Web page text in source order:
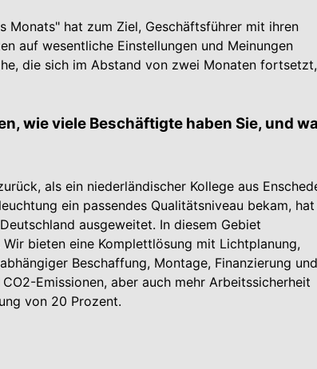
Monats" hat zum Ziel, Geschäftsführer mit ihren
auf wesentliche Einstellungen und Meinungen
die sich im Abstand von zwei Monaten fortsetzt,
wie viele Beschäftigte haben Sie, und
als ein niederländischer Kollege aus
ein passendes Qualitätsniveau bekam, hat
ausgeweitet. In diesem Gebiet
bieten eine Komplettlösung mit Lichtplanung,
Beschaffung, Montage, Finanzierung und
Emissionen, aber auch mehr Arbeitssicherheit
von 20 Prozent.